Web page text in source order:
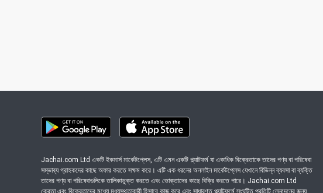
Jachai.com Ltd একটি ইকমার্স মার্কেটপ্লেস, এটি এমন একটি প্ল্যাটফর্ম যা একাধিক বিক্রেতাকে তাদের পণ্য বা পরিষেবা
সম্ভাব্য গ্রাহকদের কাছে অফার করতে সক্ষম করে। এটি এক ধরনের অনলাইন মার্কেটপ্লেস যেখানে বিভিন্ন ব্যবসা বা ব্যক্তি
তাদের পণ্য বা পরিষেবাগুলিকে তালিকাভুক্ত করতে এবং ভোক্তাদের কাছে বিক্রি করতে পারে। Jachai.com Ltd
ক্রেতা এবং বিক্রেতাদের মধ্যে মধ্যস্থতাকারী হিসাবে কাজ করে এবং সাধারণত প্ল্যাটফর্মে সংঘটিত প্রতিটি লেনদেনের জন্য